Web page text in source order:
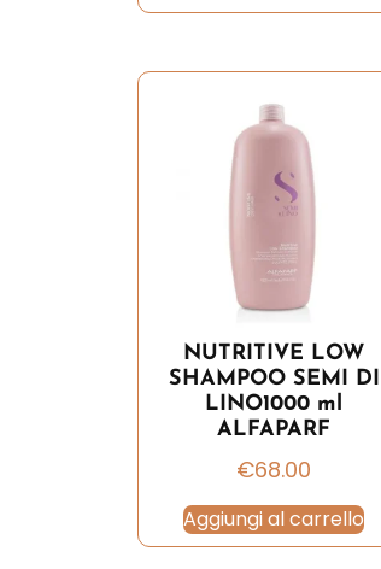
NUTRITIVE LOW
SHAMPOO SEMI DI
LINO1000 ml
ALFAPARF
€68.00
Aggiungi al carrello